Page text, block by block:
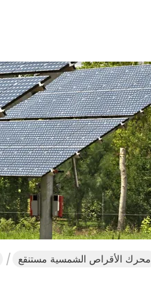
محرك الأقراص الشمسية مستنقع